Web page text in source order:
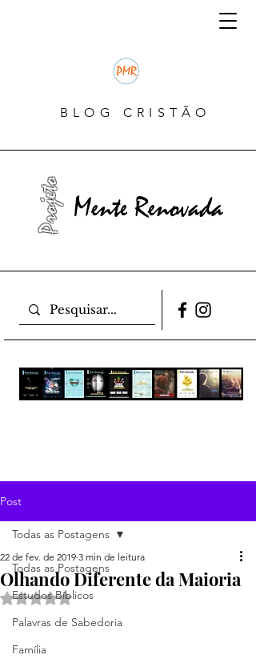
Projeto
BLOG CRISTÃO
Mente Renovada
Post
Todas as Postagens
Estudos Bíblicos
Palavras de Sabedoria
Família
Todas as Postagens
Olhando Diferente da Maioria
22 de fev. de 2019 3 min de leitura
Avaliado com NaN de 5 estrelas.